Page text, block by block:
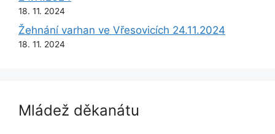
18. 11. 2024
Žehnání varhan ve Vřesovicích 24.11.2024
18. 11. 2024
Mládež děkanátu